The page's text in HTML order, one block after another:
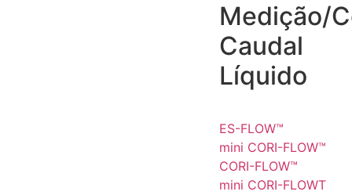
Medição/
Caudal
Líquido
ES-FLOW™
mini CORI-FLOW™
CORI-FLOW™
mini CORI-FLOWT